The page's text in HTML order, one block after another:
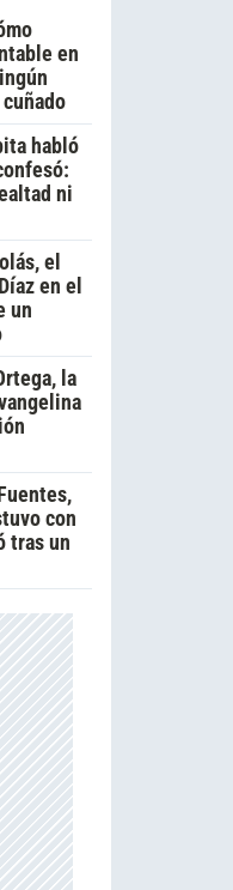
en
habló
ni
el
en el
un
la
con
tras un